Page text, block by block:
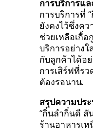
การบริการแ
การบริการที่
ยังคงไว้ซึ่งค
ช่วยเหลือเกื้
บริการอย่าง
กับลูกค้าได้อ
การเสิร์ฟที่ร
ต้องรอนาน.
สรุปความปร
“กิ๋นลำกิ๋นดี สั
ร้านอาหารเ